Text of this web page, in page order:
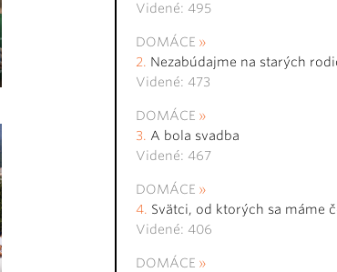
Videné: 495
DOMÁCE
Nezabúdajme na starých
Videné: 473
DOMÁCE
A bola svadba
Videné: 467
DOMÁCE
Svätci, od ktorých sa máme
Videné: 406
DOMÁCE